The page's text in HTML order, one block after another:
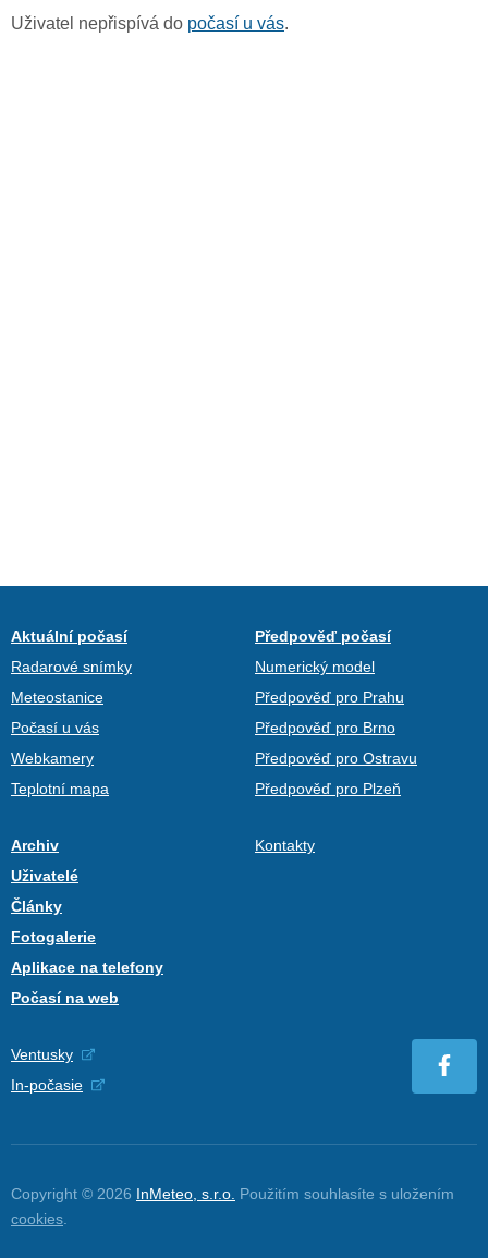
Uživatel nepřispívá do počasí u vás.
Aktuální počasí
Radarové snímky
Meteostanice
Počasí u vás
Webkamery
Teplotní mapa
Předpověď počasí
Numerický model
Předpověď pro Prahu
Předpověď pro Brno
Předpověď pro Ostravu
Předpověď pro Plzeň
Archiv
Uživatelé
Články
Fotogalerie
Aplikace na telefony
Počasí na web
Kontakty
Ventusky
In-počasie
Copyright © 2026 InMeteo, s.r.o. Použitím souhlasíte s uložením
cookies